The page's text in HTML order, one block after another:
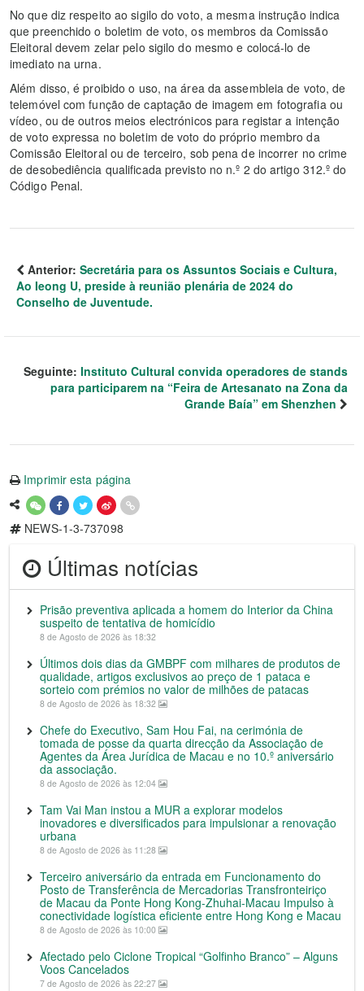
No que diz respeito ao sigilo do voto, a mesma instrução indica
que preenchido o boletim de voto, os membros da Comissão
Eleitoral devem zelar pelo sigilo do mesmo e colocá-lo de
imediato na urna.
Além disso, é proibido o uso, na área da assembleia de voto, de
telemóvel com função de captação de imagem em fotografia ou
vídeo, ou de outros meios electrónicos para registar a intenção
de voto expressa no boletim de voto do próprio membro da
Comissão Eleitoral ou de terceiro, sob pena de incorrer no crime
de desobediência qualificada previsto no n.º 2 do artigo 312.º do
Código Penal.
Anterior: Secretária para os Assuntos Sociais e Cultura,
Ao Ieong U, preside à reunião plenária de 2024 do
Conselho de Juventude.
Seguinte: Instituto Cultural convida operadores de stands
para participarem na “Feira de Artesanato na Zona da
Grande Baía” em Shenzhen
Imprimir esta página
NEWS-1-3-737098
Últimas notícias
Prisão preventiva aplicada a homem do Interior da China
suspeito de tentativa de homicídio
8 de Agosto de 2026 às 18:32
Últimos dois dias da GMBPF com milhares de produtos de
qualidade, artigos exclusivos ao preço de 1 pataca e
sorteio com prémios no valor de milhões de patacas
8 de Agosto de 2026 às 18:32
Chefe do Executivo, Sam Hou Fai, na cerimónia de
tomada de posse da quarta direcção da Associação de
Agentes da Área Jurídica de Macau e no 10.º aniversário
da associação.
8 de Agosto de 2026 às 12:04
Tam Vai Man instou a MUR a explorar modelos
inovadores e diversificados para impulsionar a renovação
urbana
8 de Agosto de 2026 às 11:28
Terceiro aniversário da entrada em Funcionamento do
Posto de Transferência de Mercadorias Transfronteiriço
de Macau da Ponte Hong Kong-Zhuhai-Macau Impulso à
conectividade logística eficiente entre Hong Kong e Macau
8 de Agosto de 2026 às 10:00
Afectado pelo Ciclone Tropical “Golfinho Branco” – Alguns
Voos Cancelados
7 de Agosto de 2026 às 22:27